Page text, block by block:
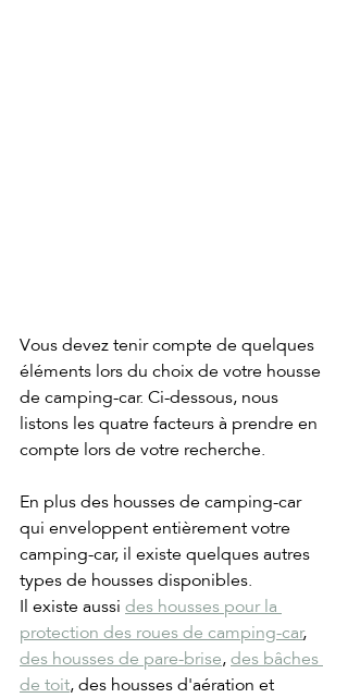
Vous devez tenir compte de quelques
éléments lors du choix de votre housse
de camping-car. Ci-dessous, nous
listons les quatre facteurs à prendre en
compte lors de votre recherche.
En plus des housses de camping-car
qui enveloppent entièrement votre
camping-car, il existe quelques autres
types de housses disponibles.
Il existe aussi des housses pour la
protection des roues de camping-car,
des housses de pare-brise, des bâches
de toit, des housses d'aération et